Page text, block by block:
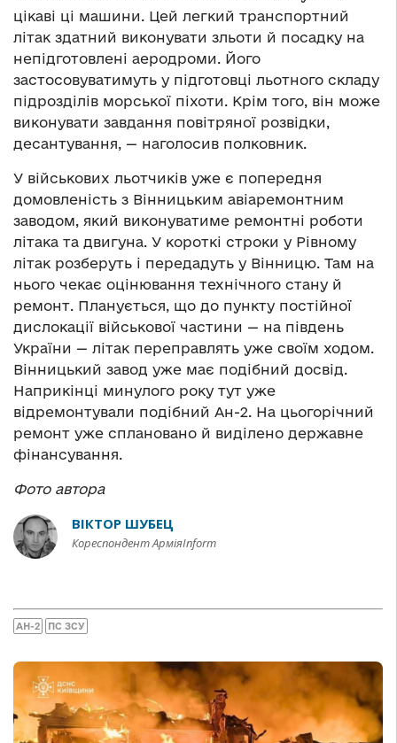
цікаві ці машини. Цей легкий транспортний
літак здатний виконувати зльоти й посадку на
непідготовлені аеродроми. Його
застосовуватимуть у підготовці льотного складу
підрозділів морської піхоти. Крім того, він може
виконувати завдання повітряної розвідки,
десантування, — наголосив полковник.
У військових льотчиків уже є попередня
домовленість з Вінницьким авіаремонтним
заводом, який виконуватиме ремонтні роботи
літака та двигуна. У короткі строки у Рівному
літак розберуть і передадуть у Вінницю. Там на
нього чекає оцінювання технічного стану й
ремонт. Планується, що до пункту постійної
дислокації військової частини — на південь
України — літак переправлять уже своїм ходом.
Вінницький завод уже має подібний досвід.
Наприкінці минулого року тут уже
відремонтували подібний Ан-2. На цьогорічний
ремонт уже сплановано й виділено державне
фінансування.
Фото автора
ВІКТОР ШУБЕЦ
Кореспондент АрміяInform
АН-2 ПС ЗСУ